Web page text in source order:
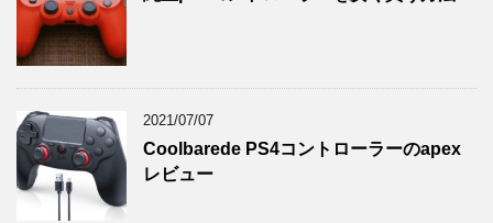
2021/07/07
Coolbarede PS4コントローラーのapex
レビュー